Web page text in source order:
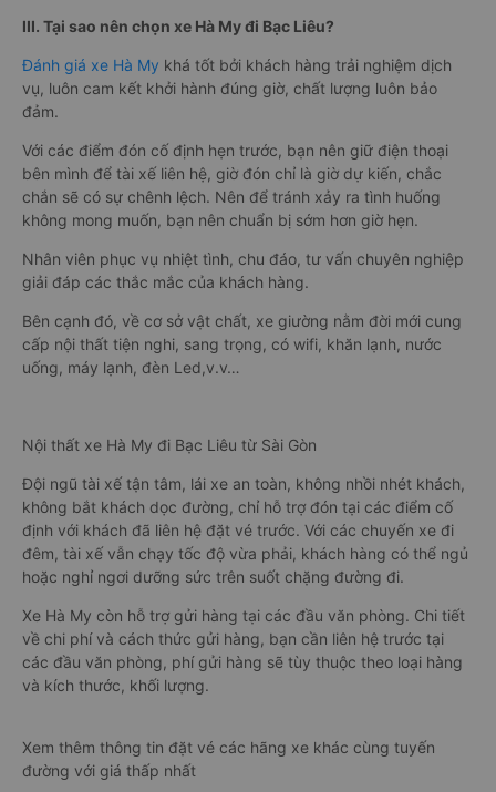
III. Tại sao nên chọn xe Hà My đi Bạc Liêu?
Đánh giá xe Hà My khá tốt bởi khách hàng trải nghiệm dịch
vụ, luôn cam kết khởi hành đúng giờ, chất lượng luôn bảo
đảm.
Với các điểm đón cố định hẹn trước, bạn nên giữ điện thoại
bên mình để tài xế liên hệ, giờ đón chỉ là giờ dự kiến, chắc
chắn sẽ có sự chênh lệch. Nên để tránh xảy ra tình huống
không mong muốn, bạn nên chuẩn bị sớm hơn giờ hẹn.
Nhân viên phục vụ nhiệt tình, chu đáo, tư vấn chuyên nghiệp
giải đáp các thắc mắc của khách hàng.
Bên cạnh đó, về cơ sở vật chất, xe giường nằm đời mới cung
cấp nội thất tiện nghi, sang trọng, có wifi, khăn lạnh, nước
uống, máy lạnh, đèn Led,v.v…
Nội thất xe Hà My đi Bạc Liêu từ Sài Gòn
Đội ngũ tài xế tận tâm, lái xe an toàn, không nhồi nhét khách,
không bắt khách dọc đường, chỉ hỗ trợ đón tại các điểm cố
định với khách đã liên hệ đặt vé trước. Với các chuyến xe đi
đêm, tài xế vẫn chạy tốc độ vừa phải, khách hàng có thể ngủ
hoặc nghỉ ngơi dưỡng sức trên suốt chặng đường đi.
Xe Hà My còn hỗ trợ gửi hàng tại các đầu văn phòng. Chi tiết
về chi phí và cách thức gửi hàng, bạn cần liên hệ trước tại
các đầu văn phòng, phí gửi hàng sẽ tùy thuộc theo loại hàng
và kích thước, khối lượng.
Xem thêm thông tin đặt vé các hãng xe khác cùng tuyến
đường với giá thấp nhất